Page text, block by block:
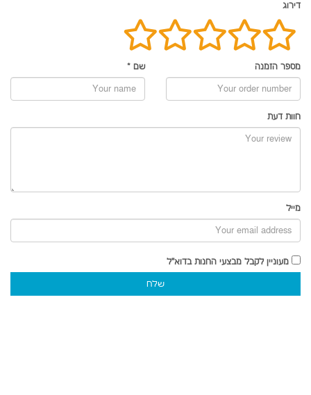
דירוג
שם * מספר הזמנה
חוות דעת
מייל
מעוניין לקבל מבצעי החנות בדוא"ל